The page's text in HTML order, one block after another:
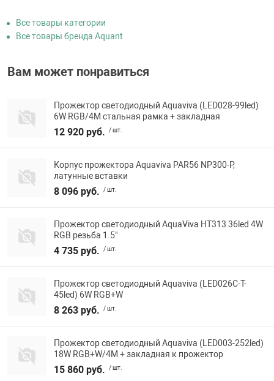
Все товары категории
Все товары бренда Aquant
Вам может понравиться
Прожектор светодиодный Aquaviva (LED028-99led)
6W RGB/4M стальная рамка + закладная
12 920 руб. / шт.
Корпус прожектора Aquaviva PAR56 NP300-P,
латунные вставки
8 096 руб. / шт.
Прожектор светодиодный AquaViva HT313 36led 4W
RGB резьба 1.5"
4 735 руб. / шт.
Прожектор светодиодный Aquaviva (LED026C-T-
45led) 6W RGB+W
8 263 руб. / шт.
Прожектор светодиодный Aquaviva (LED003-252led)
18W RGB+W/4M + закладная к прожектор
15 860 руб. / шт.